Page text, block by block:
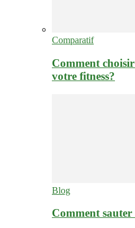
Comparatif
Comment
votre fitness?
Blog
Comment